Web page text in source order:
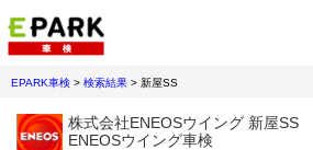
EPARK車検 > 検索結果 > 新屋SS
株式会社ENEOSウイング 新屋SS
ENEOSウイング車検